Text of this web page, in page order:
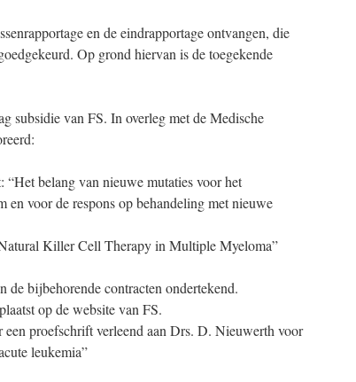
en de eindrapportage ontvangen, die
Op grond hiervan is de toegekende
subsidie van FS. In overleg met de Medische
belang van nieuwe mutaties voor het
en voor de respons op behandeling met nieuwe
Killer Cell Therapy in Multiple Myeloma”
de bijbehorende contracten ondertekend.
op de website van FS.
proefschrift verleend aan Drs. D. Nieuwerth voor
leukemia”